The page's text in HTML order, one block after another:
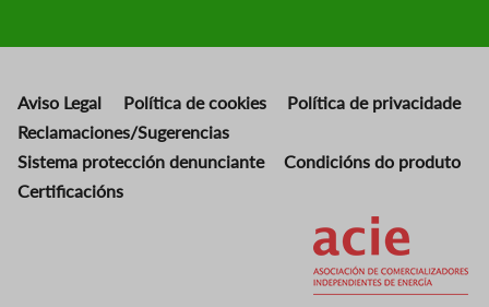
Aviso Legal Política de cookies
Política de privacidade
Reclamaciones/Sugerencias
Sistema protección denunciante
Condicións do produto
Certificacións